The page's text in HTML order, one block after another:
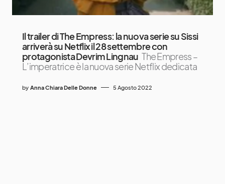
Il trailer di The Empress: la nuova serie su Sissi
arriverà su Netflix il 28 settembre con
protagonista Devrim Lingnau The Empress –
L’imperatrice è la nuova serie Netflix dedicata
by Anna Chiara Delle Donne 5 Agosto 2022